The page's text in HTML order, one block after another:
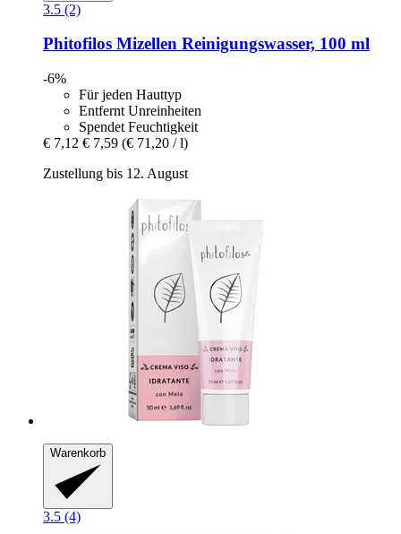
3.5 (2)
Phitofilos Mizellen Reinigungswasser, 100 ml
-6%
Für jeden Hauttyp
Entfernt Unreinheiten
Spendet Feuchtigkeit
€ 7,12 € 7,59 (€ 71,20 / l)
Zustellung bis 12. August
Warenkorb
3.5 (4)